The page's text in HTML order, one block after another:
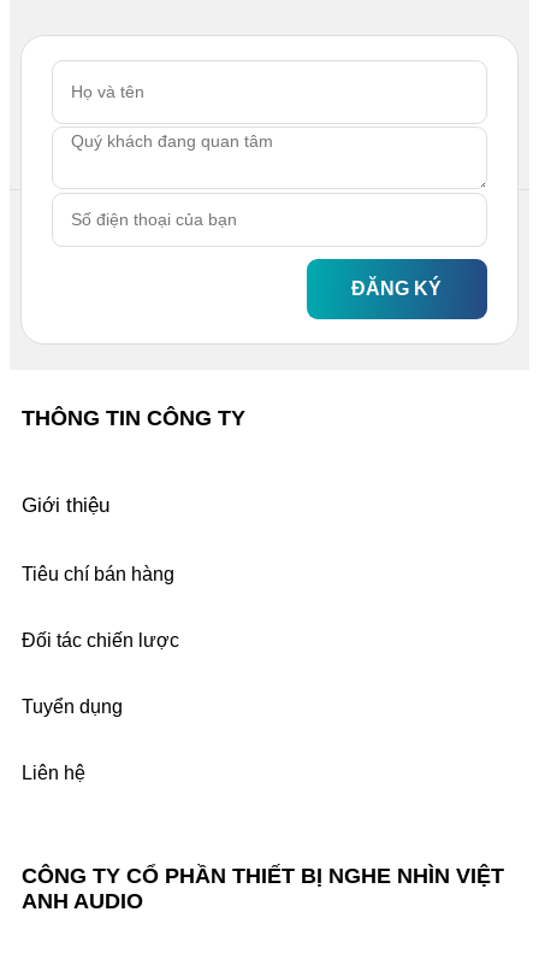
ĐĂNG KÝ
CÔNG TY CỔ PHẦN THIẾT BỊ NGHE NHÌN VIỆT
ANH AUDIO
THÔNG TIN CÔNG TY
Giới thiệu
Tiêu chí bán hàng
Đối tác chiến lược
Tuyển dụng
Liên hệ